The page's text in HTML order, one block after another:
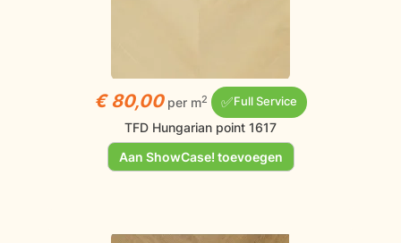
€ 80,00 per m2 ✅Full Service
TFD Hungarian point 1617
Aan ShowCase! toevoegen